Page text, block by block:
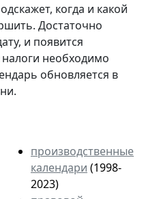
когда и какой
Достаточно
и появится
необходимо
обновляется в
производственные
календари (1998-
2023)